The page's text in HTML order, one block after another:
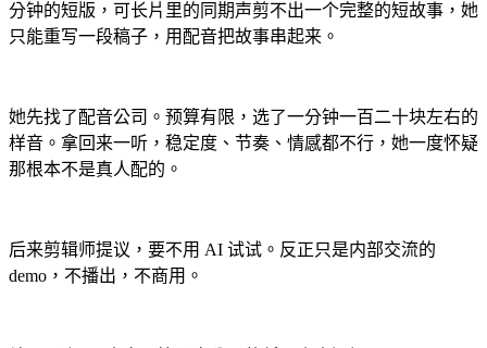
分钟的短版，可长片里的同期声剪不出一个完整的短故事，她
只能重写一段稿子，用配音把故事串起来。
她先找了配音公司。预算有限，选了一分钟一百二十块左右的
样音。拿回来一听，稳定度、节奏、情感都不行，她一度怀疑
那根本不是真人配的。
后来剪辑师提议，要不用 AI 试试。反正只是内部交流的
demo，不播出，不商用。